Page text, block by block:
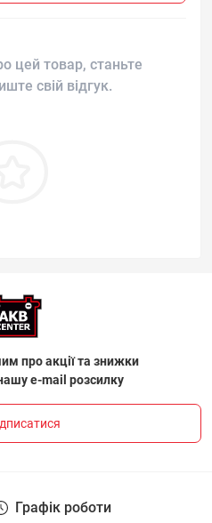
цей товар, станьте
свій відгук.
про акції та знижки
e-mail розсилку
Графік роботи